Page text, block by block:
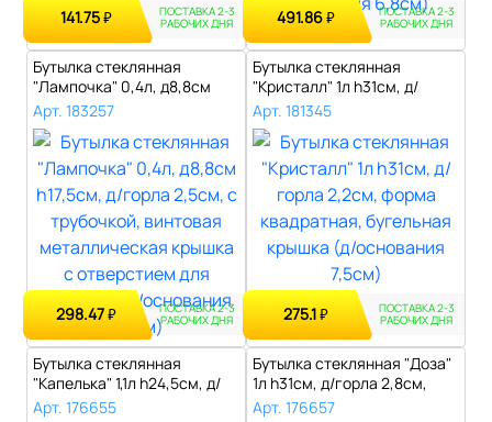
141.75₽ ПОСТАВКА 2-3
РАБОЧИХ ДНЯ 491.86₽ ПОСТАВКА 2-3
РАБОЧИХ ДНЯ
Бутылка стеклянная
"Лампочка" 0,4л, д8,8см
h17,5см, д/г..
Арт. 183257
298.47₽ ПОСТАВКА 2-3
РАБОЧИХ ДНЯ
Бутылка стеклянная
"Кристалл" 1л h31см, д/
горла 2,2см, ..
Арт. 181345
275.1₽ ПОСТАВКА 2-3
РАБОЧИХ ДНЯ
Бутылка стеклянная
"Капелька" 1,1л h24,5см, д/
горла 2,8..
Арт. 176655
Бутылка стеклянная "Доза"
1л h31см, д/горла 2,8см,
винт..
Арт. 176657